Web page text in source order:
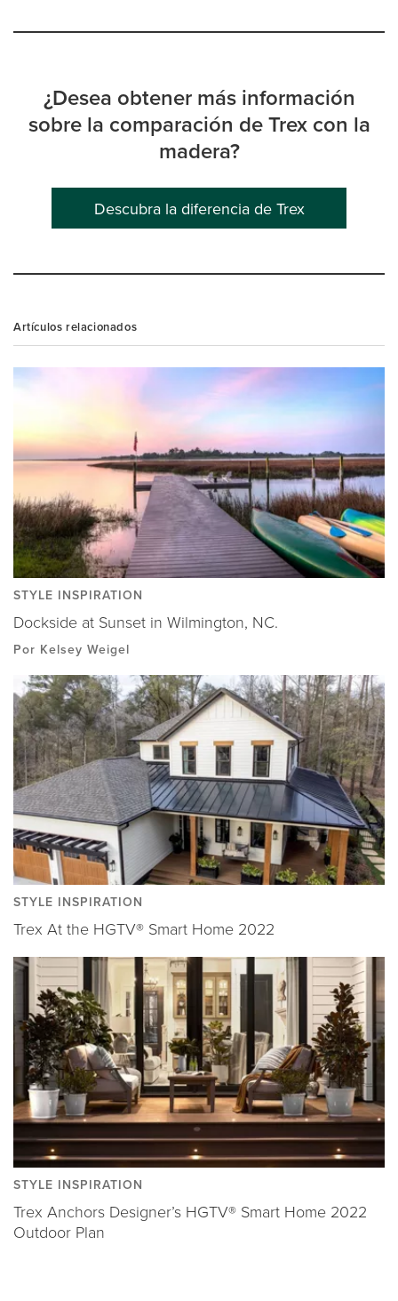
¿Desea obtener más información
sobre la comparación de Trex con la
madera?
Descubra la diferencia de Trex
Artículos relacionados
STYLE INSPIRATION
Dockside at Sunset in Wilmington, NC.
Por Kelsey Weigel
STYLE INSPIRATION
Trex At the HGTV® Smart Home 2022
STYLE INSPIRATION
Trex Anchors Designer’s HGTV® Smart Home 2022
Outdoor Plan